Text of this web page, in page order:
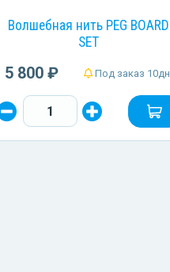
Волшебная нить PEG BOARD
SET
5 800 ₽ Под заказ 10дн.